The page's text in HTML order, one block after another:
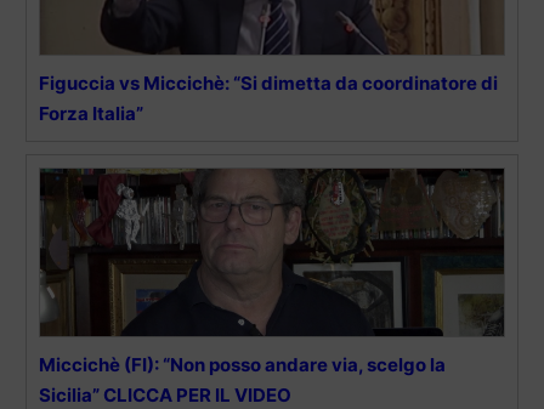
Figuccia vs Miccichè: “Si dimetta da coordinatore di
Forza Italia”
Miccichè (FI): “Non posso andare via, scelgo la
Sicilia” CLICCA PER IL VIDEO